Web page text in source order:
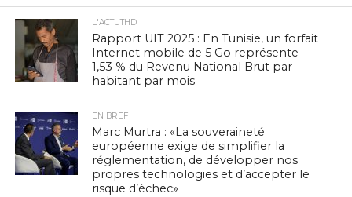
L'ACTUTHD
Rapport UIT 2025 : En Tunisie, un forfait
Internet mobile de 5 Go représente
1,53 % du Revenu National Brut par
habitant par mois
EN BREF
Marc Murtra : «La souveraineté
européenne exige de simplifier la
réglementation, de développer nos
propres technologies et d’accepter le
risque d’échec»